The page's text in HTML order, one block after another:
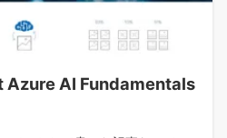
AI Fundamentals